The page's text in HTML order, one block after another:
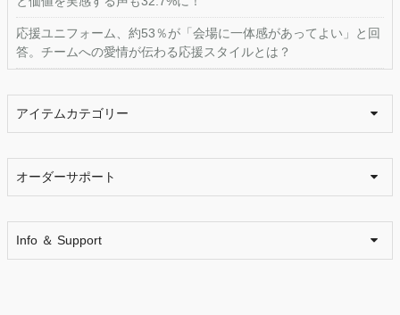
応援ユニフォーム、約53％が「会場に一体感があってよい」と回
答。チームへの愛情が伝わる応援スタイルとは？
アイテムカテゴリー
オーダーサポート
Info ＆ Support